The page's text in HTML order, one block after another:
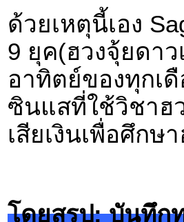
ด้วยเหตุนี้เอง
9 ยุค(ฮวงจุ้ยดา
อาทิตย์ของทุกเ
ซินแสที่ใช้วิชาฮ
เสียเงินเพื่อศึกษ
โดยสรุป: บันทึก